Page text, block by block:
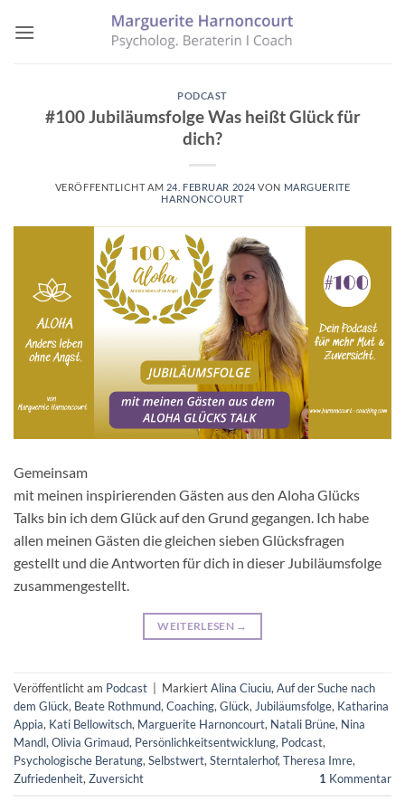
Inhalt
PODCAST
#100 Jubiläumsfolge Was heißt Glück für
dich?
VERÖFFENTLICHT AM 24. FEBRUAR 2024VON MARGUERITE
HARNONCOURT
Gemeinsam
mit meinen inspirierenden Gästen aus den Aloha Glücks
Talks bin ich dem Glück auf den Grund gegangen. Ich habe
allen meinen Gästen die gleichen sieben Glücksfragen
gestellt und die Antworten für dich in dieser Jubiläumsfolge
zusammengestellt.
WEITERLESEN →
Veröffentlicht am Podcast MarkiertAlina Ciuciu, Auf der Suche nach
dem Glück, Beate Rothmund, Coaching, Glück, Jubiläumsfolge, Katharina
Appia, Kati Bellowitsch, Marguerite Harnoncourt, Natali Brüne, Nina
Mandl, Olivia Grimaud, Persönlichkeitsentwicklung, Podcast,
Psychologische Beratung, Selbstwert, Sterntalerhof, Theresa Imre,
Zufriedenheit, Zuversicht 1 Kommentar